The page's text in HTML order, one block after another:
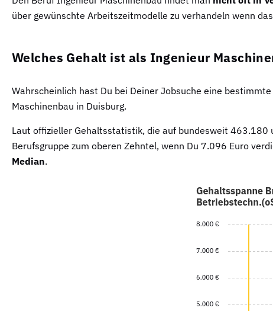
über gewünschte Arbeitszeitmodelle zu verhandeln wenn
Welches Gehalt ist als Ingenieur
Wahrscheinlich hast Du bei Deiner Jobsuche eine
Maschinenbau in Duisburg.
Laut offizieller Gehaltsstatistik, die auf bundesweit 463.180
Berufsgruppe zum oberen Zehntel, wenn Du 7.096 Euro
Median.